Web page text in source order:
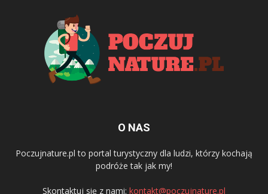
O NAS
Poczujnature.pl to portal turystyczny dla ludzi, którzy kochają
podróże tak jak my!
Skontaktuj się z nami: kontakt@poczujnature.pl